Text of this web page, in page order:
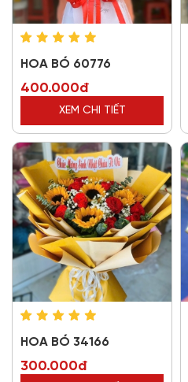
HOA BÓ 60776
400.000đ
XEM CHI TIẾT
HOA BÓ 34166
300.000đ